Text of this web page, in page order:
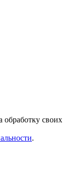
обработку своих
.